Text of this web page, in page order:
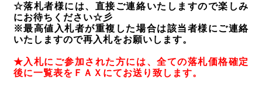
☆落札者様には、直接ご連絡いたしますので楽しみ
にお待ちください☆彡
※最高値入札者が重複した場合は該当者様にご連絡
いたしますので再入札をお願いします。
★入札にご参加された方には、全ての落札価格確定
後に一覧表をＦＡＸにてお送り致します。